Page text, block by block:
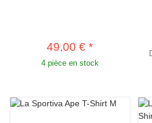
49,00 €*
4 pièce en stock